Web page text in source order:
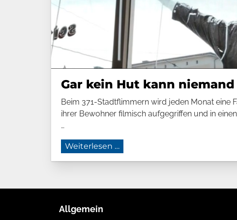
Gar kein Hut kann
Beim 371-Stadtflimmern wird jeden Monat eine
ihrer Bewohner filmisch aufgegriffen und in
…
Weiterlesen …
Allgemein